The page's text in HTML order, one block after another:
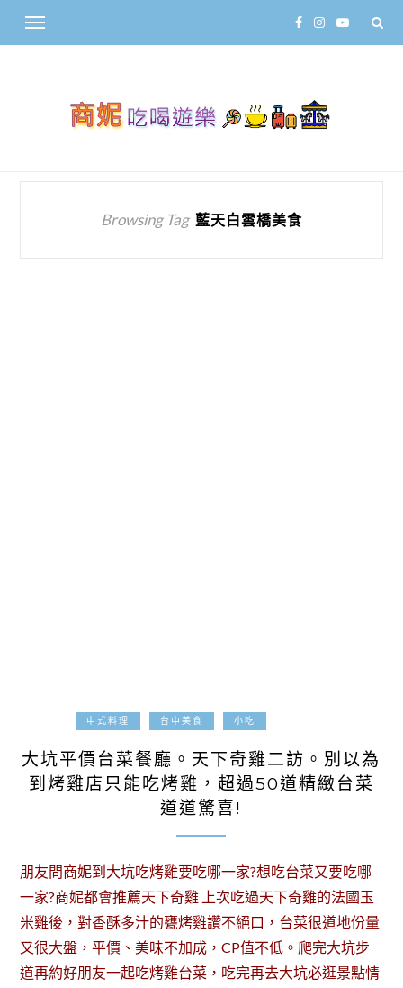
Browsing Tag 藍天白雲橋美食
中式料理 台中美食 小吃
大坑平價台菜餐廳。天下奇雞二訪。別以為
到烤雞店只能吃烤雞，超過50道精緻台菜
道道驚喜!
朋友問商妮到大坑吃烤雞要吃哪一家?想吃台菜又要吃哪
一家?商妮都會推薦天下奇雞 上次吃過天下奇雞的法國玉
米雞後，對香酥多汁的甕烤雞讚不絕口，台菜很道地份量
又很大盤，平價、美味不加成，CP值不低。爬完大坑步
道再約好朋友一起吃烤雞台菜，吃完再去大坑必逛景點情